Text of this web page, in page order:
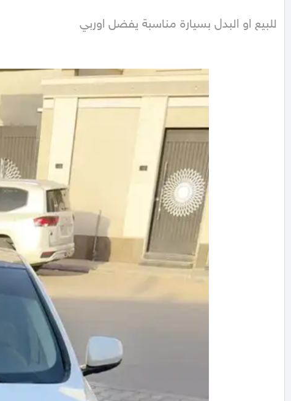
للبيع او البدل بسيارة مناسبة يفضل اوربي